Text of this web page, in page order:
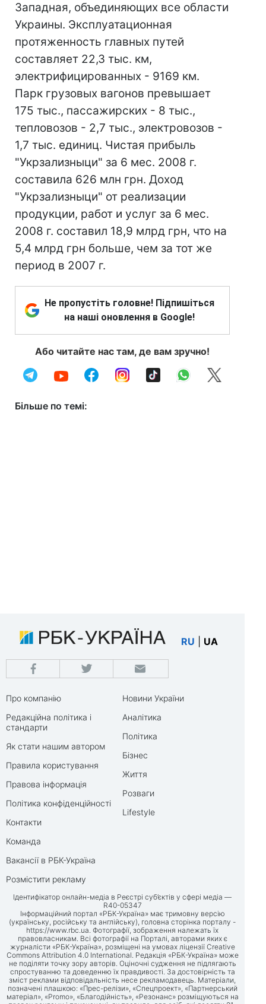
Западная, объединяющих все области
Украины. Эксплуатационная
протяженность главных путей
составляет 22,3 тыс. км,
электрифицированных - 9169 км.
Парк грузовых вагонов превышает
175 тыс., пассажирских - 8 тыс.,
тепловозов - 2,7 тыс., электровозов -
1,7 тыс. единиц. Чистая прибыль
"Укрзализныци" за 6 мес. 2008 г.
составила 626 млн грн. Доход
"Укрзализныци" от реализации
продукции, работ и услуг за 6 мес.
2008 г. составил 18,9 млрд грн, что на
5,4 млрд грн больше, чем за тот же
период в 2007 г.
Не пропустіть головне! Підпишіться
на наші оновлення в Google!
Або читайте нас там, де вам зручно!
Більше по темі:
RU UA
Про компанію
Редакційна політика і
стандарти
Як стати нашим автором
Правила користування
Правова інформація
Політика конфіденційності
Контакти
Команда
Вакансії в РБК-Україна
Розмістити рекламу
Новини України
Аналітика
Політика
Бізнес
Життя
Розваги
Lifestyle
Ідентифікатор онлайн-медіа в Реєстрі суб’єктів у сфері медіа —
R40-05347
Інформаційний портал «РБК-Україна» має тримовну версію
(українську, російську та англійську), головна сторінка порталу -
https://www.rbc.ua. Фотографії, зображення належать їх
правовласникам. Всі фотографії на Порталі, авторами яких є
журналісти «РБК-Україна», розміщені на умовах ліцензії Creative
Commons Attribution 4.0 International. Редакція «РБК-Україна» може
не поділяти точку зору авторів. Оціночні судження не підлягають
спростуванню та доведенню їх правдивості. За достовірність та
зміст реклами відповідальність несе рекламодавець. Матеріали,
позначені плашкою: «Прес-релізи», «Спецпроект», «Партнерський
матеріал», «Promo», «Благодійність», «Резонанс» розміщуються на